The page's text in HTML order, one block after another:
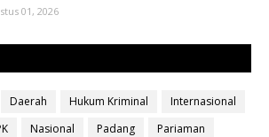
01, 2026
Daerah Hukum Kriminal
Internasional
Nasional Padang
Pariaman